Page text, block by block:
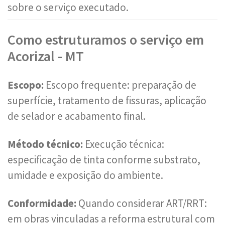
sobre o serviço executado.
Como estruturamos o serviço em
Acorizal - MT
Escopo: Escopo frequente: preparação de
superfície, tratamento de fissuras, aplicação
de selador e acabamento final.
Método técnico: Execução técnica:
especificação de tinta conforme substrato,
umidade e exposição do ambiente.
Conformidade: Quando considerar ART/RRT:
em obras vinculadas a reforma estrutural com